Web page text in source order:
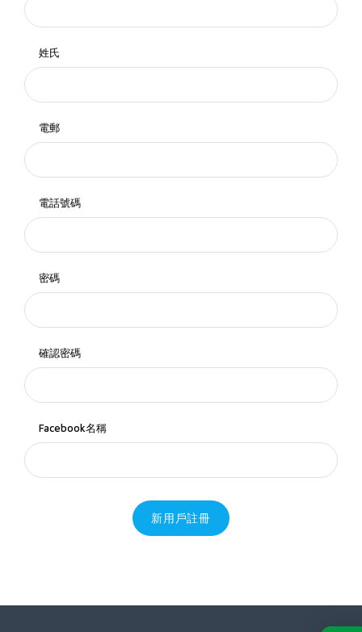
姓氏
電郵
電話號碼
密碼
確認密碼
Facebook名稱
新用戶註冊